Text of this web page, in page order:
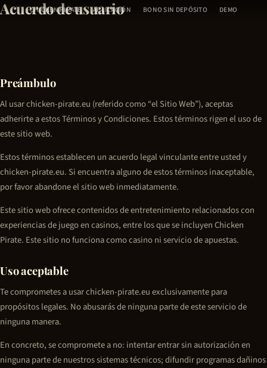
Ir
CHICKEN PIRATE APLICACIÓN BONO SIN DEPÓSITO DEMO
Acuerdo de usuario
Preámbulo
Al usar chicken-pirate.eu (referido como “el Sitio Web”), aceptas
adherirte a estos Términos y Condiciones. Estos términos rigen el uso de
este sitio web.
Estos términos establecen un acuerdo legal vinculante entre usted y
chicken-pirate.eu. Si encuentra alguno de estos términos inaceptable,
por favor abandone el sitio web inmediatamente.
Este sitio web ofrece contenidos de entretenimiento relacionados con
experiencias de juego en casinos, entre los que se incluyenChicken
Pirate. Este sitio no funciona como casino ni servicio de apuestas.
Uso aceptable
Te comprometes a usar chicken-pirate.eu exclusivamente para
propósitos legales. No abusarás de ninguna parte de este servicio de
ninguna manera.
En concreto, se compromete a no: intentar entrar sin autorización en
ninguna parte de nuestros sistemas técnicos; difundir programas dañinos